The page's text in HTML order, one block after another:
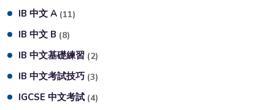
IB 中文 A (11)
IB 中文 B (8)
IB 中文基礎練習 (2)
IB 中文考試技巧 (3)
IGCSE 中文考試 (4)